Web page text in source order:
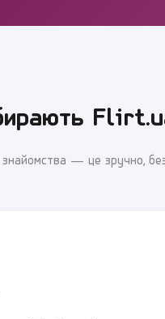
— це зручно,